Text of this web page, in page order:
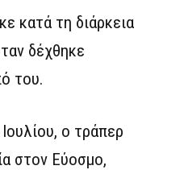
κατά τη διάρκεια
δέχθηκε
του.
ο τράπερ
στον Εύοσμο,